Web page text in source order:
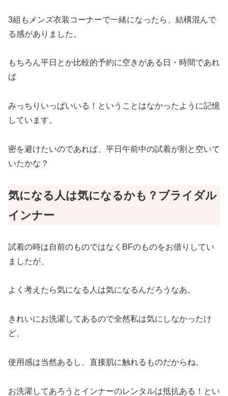
3組もメンズ衣装コーナーで一緒になったら、結構混んで
る感がありました。
もちろん平日とか比較的予約に空きがある日・時間であれ
ば
みっちりいっぱいいる！ということはなかったように記憶
しています。
密を避けたいのであれば、平日午前中の試着が割と空いて
いたかな？
気になる人は気になるかも？ブライダル
インナー
試着の時は自前のものではなくBFのものをお借りしてい
ましたが、
よく考えたら気になる人は気になるんだろうなあ。
きれいにお洗濯してあるので全然私は気にしなかったけ
ど、
使用感は当然あるし、直接肌に触れるものだからね。
お洗濯してあろうとインナーのレンタルは抵抗ある！とい